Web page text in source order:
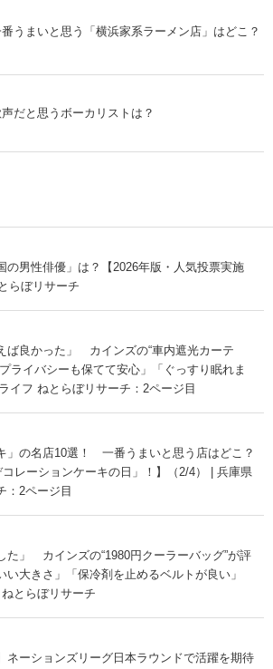
うまいと思う「横浜家系ラーメン店」はどこ？
だと思うボーカリストは？
の男性俳優」は？【2026年版・人気投票実施
らぼリサーチ
ば良かった」 カインズの“車内遮光カーテ
ライバシーも保てて安心」「ぐっすり眠れま
イフ ねとらぼリサーチ：2ページ目
」の名店10選！ 一番うまいと思う店はどこ？
コレーションケーキの日」！】（2/4） | 兵庫県
：2ページ目
た」 カインズの“1980円クーラーバッグ”が評
大きさ」「保冷剤を止めるベルトが良い」
ねとらぼリサーチ
ネーションズリーグ日本ラウンドで活躍を期待